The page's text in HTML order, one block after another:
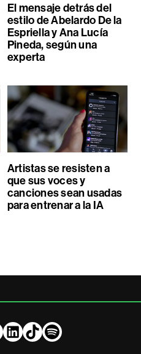
El mensaje detrás del
estilo de Abelardo De la
Espriella y Ana Lucía
Pineda, según una
experta
Artistas se resisten a
que sus voces y
canciones sean usadas
para entrenar a la IA